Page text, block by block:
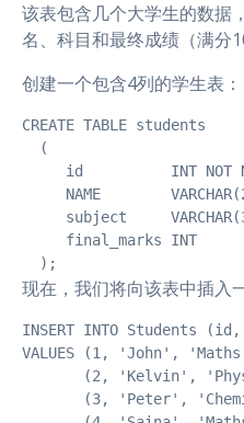
该表包含几个大学生的数据
名、科目和最终成绩（满分
创建一个包含4列的学生表：
CREATE TABLE students
  (
id          INT NOT
NAME
subject
     final_marks INT
  );
现在，我们将向该表中插入
INSERT INTO Students
VALUES (1, 'John',
(2, 'Kelvin',
(3, 'Peter',